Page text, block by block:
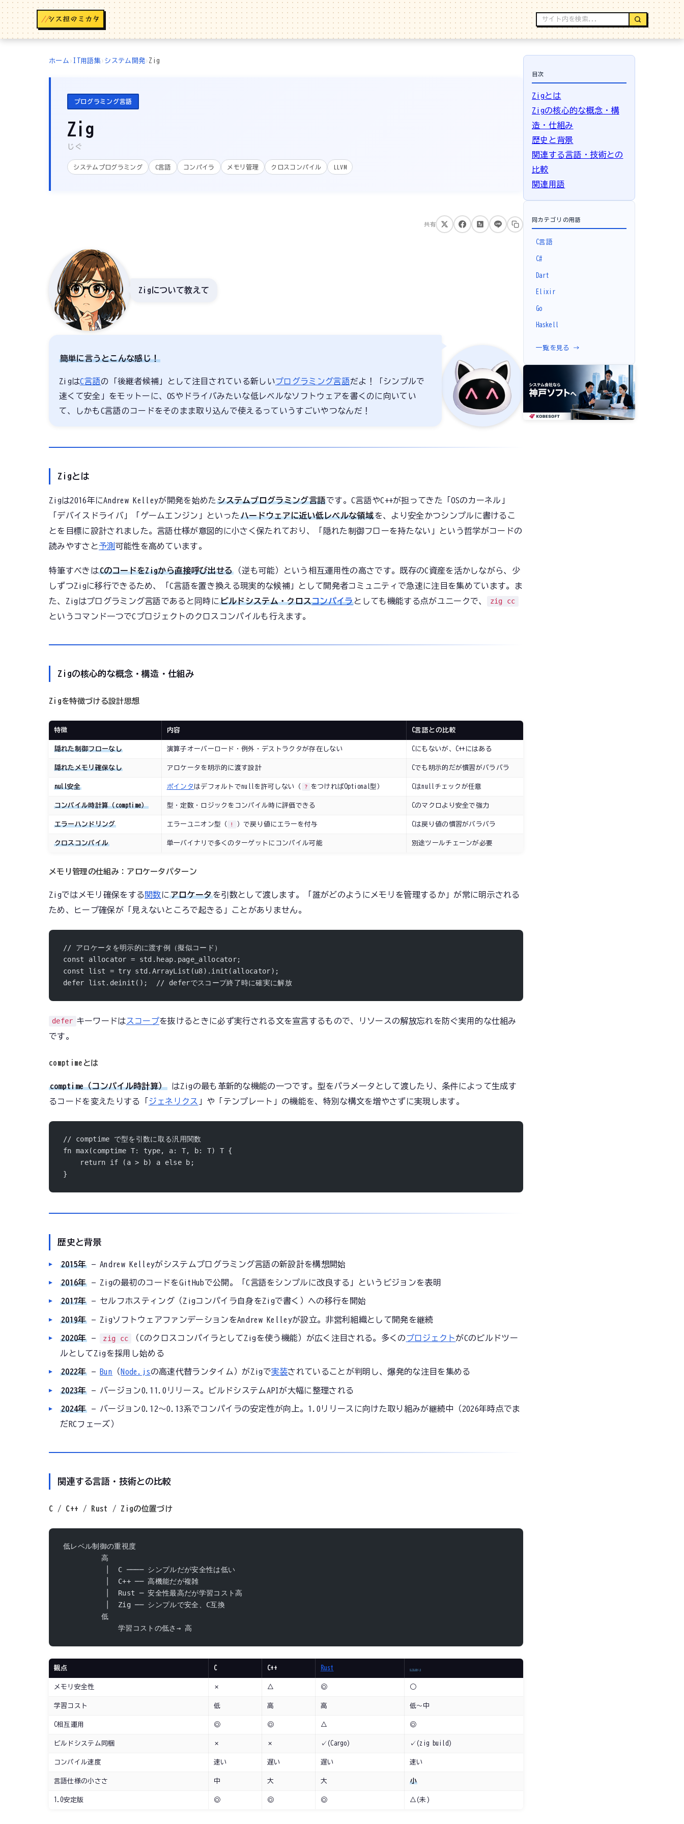
//
ホーム › IT用語集› システム開発› Zig
プログラミング言語
Zig
じぐ
システムプログラミング C言語 コンパイラ メモリ管理 クロスコンパイル LLVM
共有
Zigについて教えて
簡単に言うとこんな感じ！
ZigはC言語の「後継者候補」として注目されている新しいプログラミング言語だよ！「シンプルで
速くて安全」をモットーに、OSやドライバみたいな低レベルなソフトウェアを書くのに向いてい
て、しかもC言語のコードをそのまま取り込んで使えるっていうすごいやつなんだ！
Zigとは
Zigは2016年にAndrew Kelleyが開発を始めた システムプログラミング言語です。C言語やC++が担ってきた「OSのカーネル」
「デバイスドライバ」「ゲームエンジン」といったハードウェアに近い低レベルな領域を、より安全かつシンプルに書けるこ
とを目標に設計されました。言語仕様が意図的に小さく保たれており、「隠れた制御フローを持たない」という哲学がコードの
読みやすさと予測 可能性を高めています。
特筆すべきはCのコードをZigから直接呼び出せる（逆も可能）という相互運用性の高さです。既存のC資産を活かしながら、少
しずつZigに移行できるため、「C言語を置き換える現実的な候補」として開発者コミュニティで急速に注目を集めています。ま
た、Zigはプログラミング言語であると同時にビルドシステム・クロスコンパイラ としても機能する点がユニークで、
zig cc
というコマンド一つでCプロジェクトのクロスコンパイルも行えます。
Zigの核心的な概念・構造・仕組み
Zigを特徴づける設計思想
特徴 内容 C言語との比較
隠れた制御フローなし 演算子オーバーロード・例外・デストラクタが存在しない Cにもないが、C++にはある
隠れたメモリ確保なし アロケータを明示的に渡す設計 Cでも明示的だが慣習がバラバラ
null安全 ポインタ はデフォルトでnullを許可しない（ ? をつければOptional型） Cはnullチェックが任意
コンパイル時計算（comptime） 型・定数・ロジックをコンパイル時に評価できる Cのマクロより安全で強力
エラーハンドリング エラーユニオン型（ ! ）で戻り値にエラーを付与 Cは戻り値の慣習がバラバラ
クロスコンパイル 単一バイナリで多くのターゲットにコンパイル可能 別途ツールチェーンが必要
メモリ管理の仕組み：アロケータパターン
Zigではメモリ確保をする 関数にアロケータを引数として渡します。「誰がどのようにメモリを管理するか」が常に明示される
ため、ヒープ確保が「見えないところで起きる」ことがありません。
// アロケータを明示的に渡す例（擬似コード）
const allocator = std.heap.page_allocator;
const list = try std.ArrayList(u8).init(allocator);
defer list.deinit();  // deferでスコープ終了時に確実に解放
defer キーワードはスコープを抜けるときに必ず実行される文を宣言するもので、リソースの解放忘れを防ぐ実用的な仕組み
です。
comptimeとは
comptime（コンパイル時計算）はZigの最も革新的な機能の一つです。型をパラメータとして渡したり、条件によって生成す
るコードを変えたりする「ジェネリクス 」や「テンプレート」の機能を、特別な構文を増やさずに実現します。
// comptime で型を引数に取る汎用関数
fn max(comptime T: type, a: T, b: T) T {
    return if (a > b) a else b;
}
歴史と背景
2015年 — Andrew Kelleyがシステムプログラミング言語の新設計を構想開始
2016年 — Zigの最初のコードをGitHubで公開。「C言語をシンプルに改良する」というビジョンを表明
2017年 — セルフホスティング（Zigコンパイラ自身をZigで書く）への移行を開始
2019年 — ZigソフトウェアファンデーションをAndrew Kelleyが設立。非営利組織として開発を継続
2020年 — zig cc （CのクロスコンパイラとしてZigを使う機能）が広く注目される。多くのプロジェクトがCのビルドツー
ルとしてZigを採用し始める
2022年 — Bun （ Node.jsの高速代替ランタイム）がZigで実装されていることが判明し、爆発的な注目を集める
2023年 — バージョン0.11.0リリース。ビルドシステムAPIが大幅に整理される
2024年 — バージョン0.12〜0.13系でコンパイラの安定性が向上。1.0リリースに向けた取り組みが継続中（2026年時点でま
だRCフェーズ）
関連する言語・技術との比較
C / C++ / Rust / Zigの位置づけ
低レベル制御の重視度
         高
          │  C ──── シンプルだが安全性は低い
          │  C++ ── 高機能だが複雑
          │  Rust ─ 安全性最高だが学習コスト高
          │  Zig ── シンプルで安全、C互換
         低
             学習コストの低さ→ 高
観点 C C++ Rust Zig
メモリ安全性 ✗ △ ◎ ○
学習コスト 低 高 高 低〜中
C相互運用 ◎ ◎ △ ◎
ビルドシステム同梱 ✗ ✗ ✓(Cargo) ✓(zig build)
コンパイル速度 速い 遅い 遅い 速い
言語仕様の小ささ 中 大 大 小
1.0安定版 ◎ ◎ ◎ △(未)
目次
Zigとは
Zigの核心的な概念・構
造・仕組み
歴史と背景
関連する言語・技術との
比較
関連用語
同カテゴリの用語
C言語
C#
Dart
Elixir
Go
Haskell
一覧を見る →